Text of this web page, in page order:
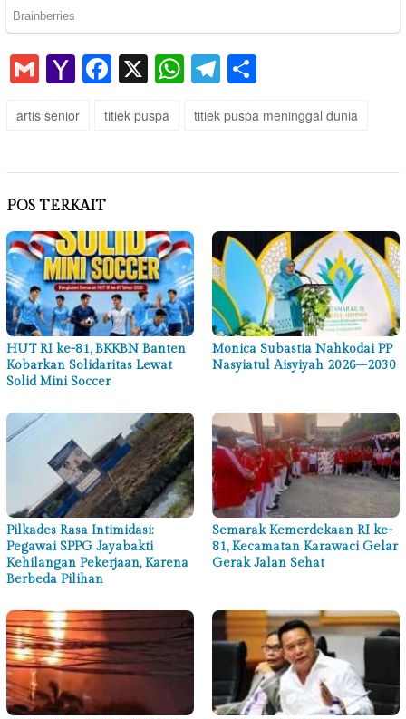
GmailYahoo
Mail
Facebook
X WhatsApp
Telegram
artis senior titiek puspa titiek puspa meninggal dunia
POS TERKAIT
HUT RI ke-81, BKKBN Banten
Kobarkan Solidaritas Lewat
Solid Mini Soccer
Monica Subastia Nahkodai PP
Nasyiatul Aisyiyah 2026–2030
Pilkades Rasa Intimidasi:
Pegawai SPPG Jayabakti
Kehilangan Pekerjaan, Karena
Berbeda Pilihan
Semarak Kemerdekaan RI ke-
81, Kecamatan Karawaci Gelar
Gerak Jalan Sehat